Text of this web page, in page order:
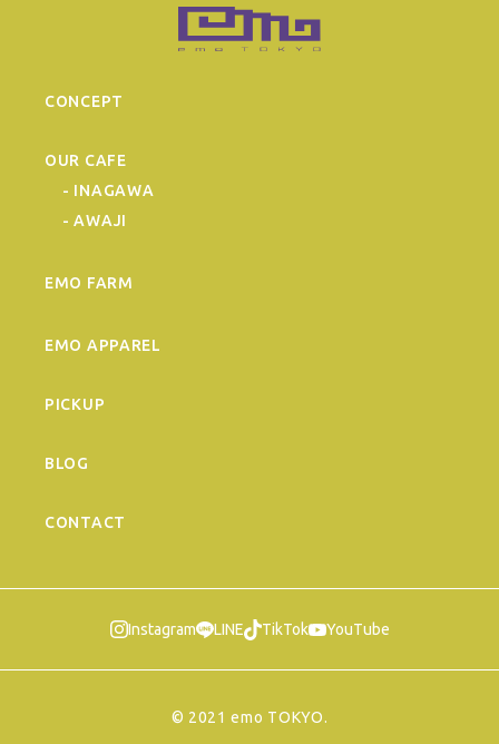
CONCEPT
OUR CAFE
- INAGAWA
- AWAJI
EMO FARM
EMO APPAREL
PICKUP
BLOG
CONTACT
Instagram LINE TikTok YouTube
© ︎2021 emo TOKYO.